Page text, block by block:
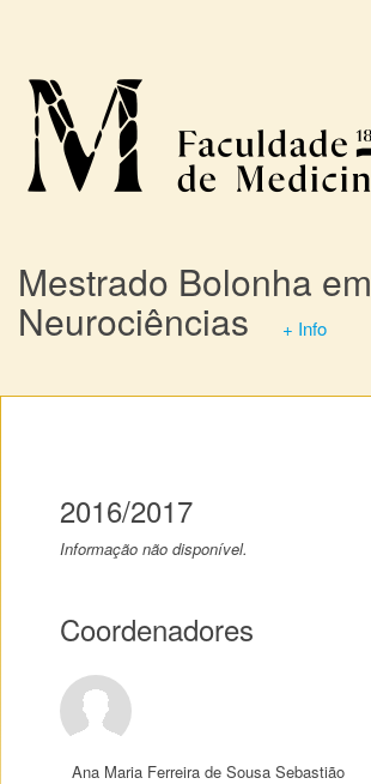
Mestrado Bolonha em
Neurociências + Info
2016/2017
Informação não disponível.
Coordenadores
Ana Maria Ferreira de Sousa Sebastião